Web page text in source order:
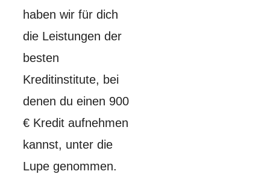
haben wir für dich
die Leistungen der
besten
Kreditinstitute, bei
denen du einen 900
€ Kredit aufnehmen
kannst, unter die
Lupe genommen.